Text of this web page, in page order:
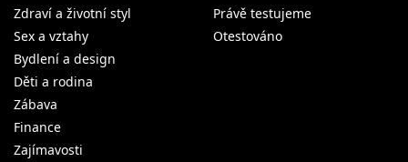
Zdraví a životní styl
Sex a vztahy
Bydlení a design
Děti a rodina
Zábava
Finance
Zajímavosti
Právě testujeme
Otestováno